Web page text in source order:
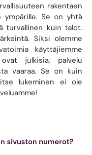
rakentaen
ympärille. Se on yhtä
turvallinen kuin talot.
Siksi olemme
käyttäjiemme
julkisia, palvelu
vaaraa. Se on kuin
lukeminen ei ole
sivuston numerot?